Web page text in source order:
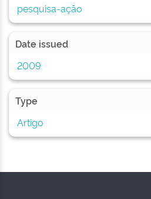
pesquisa-ação
Date issued
2009
Type
Artigo